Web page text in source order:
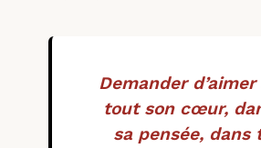
Demander
tout son cœur,
sa pensée, dans